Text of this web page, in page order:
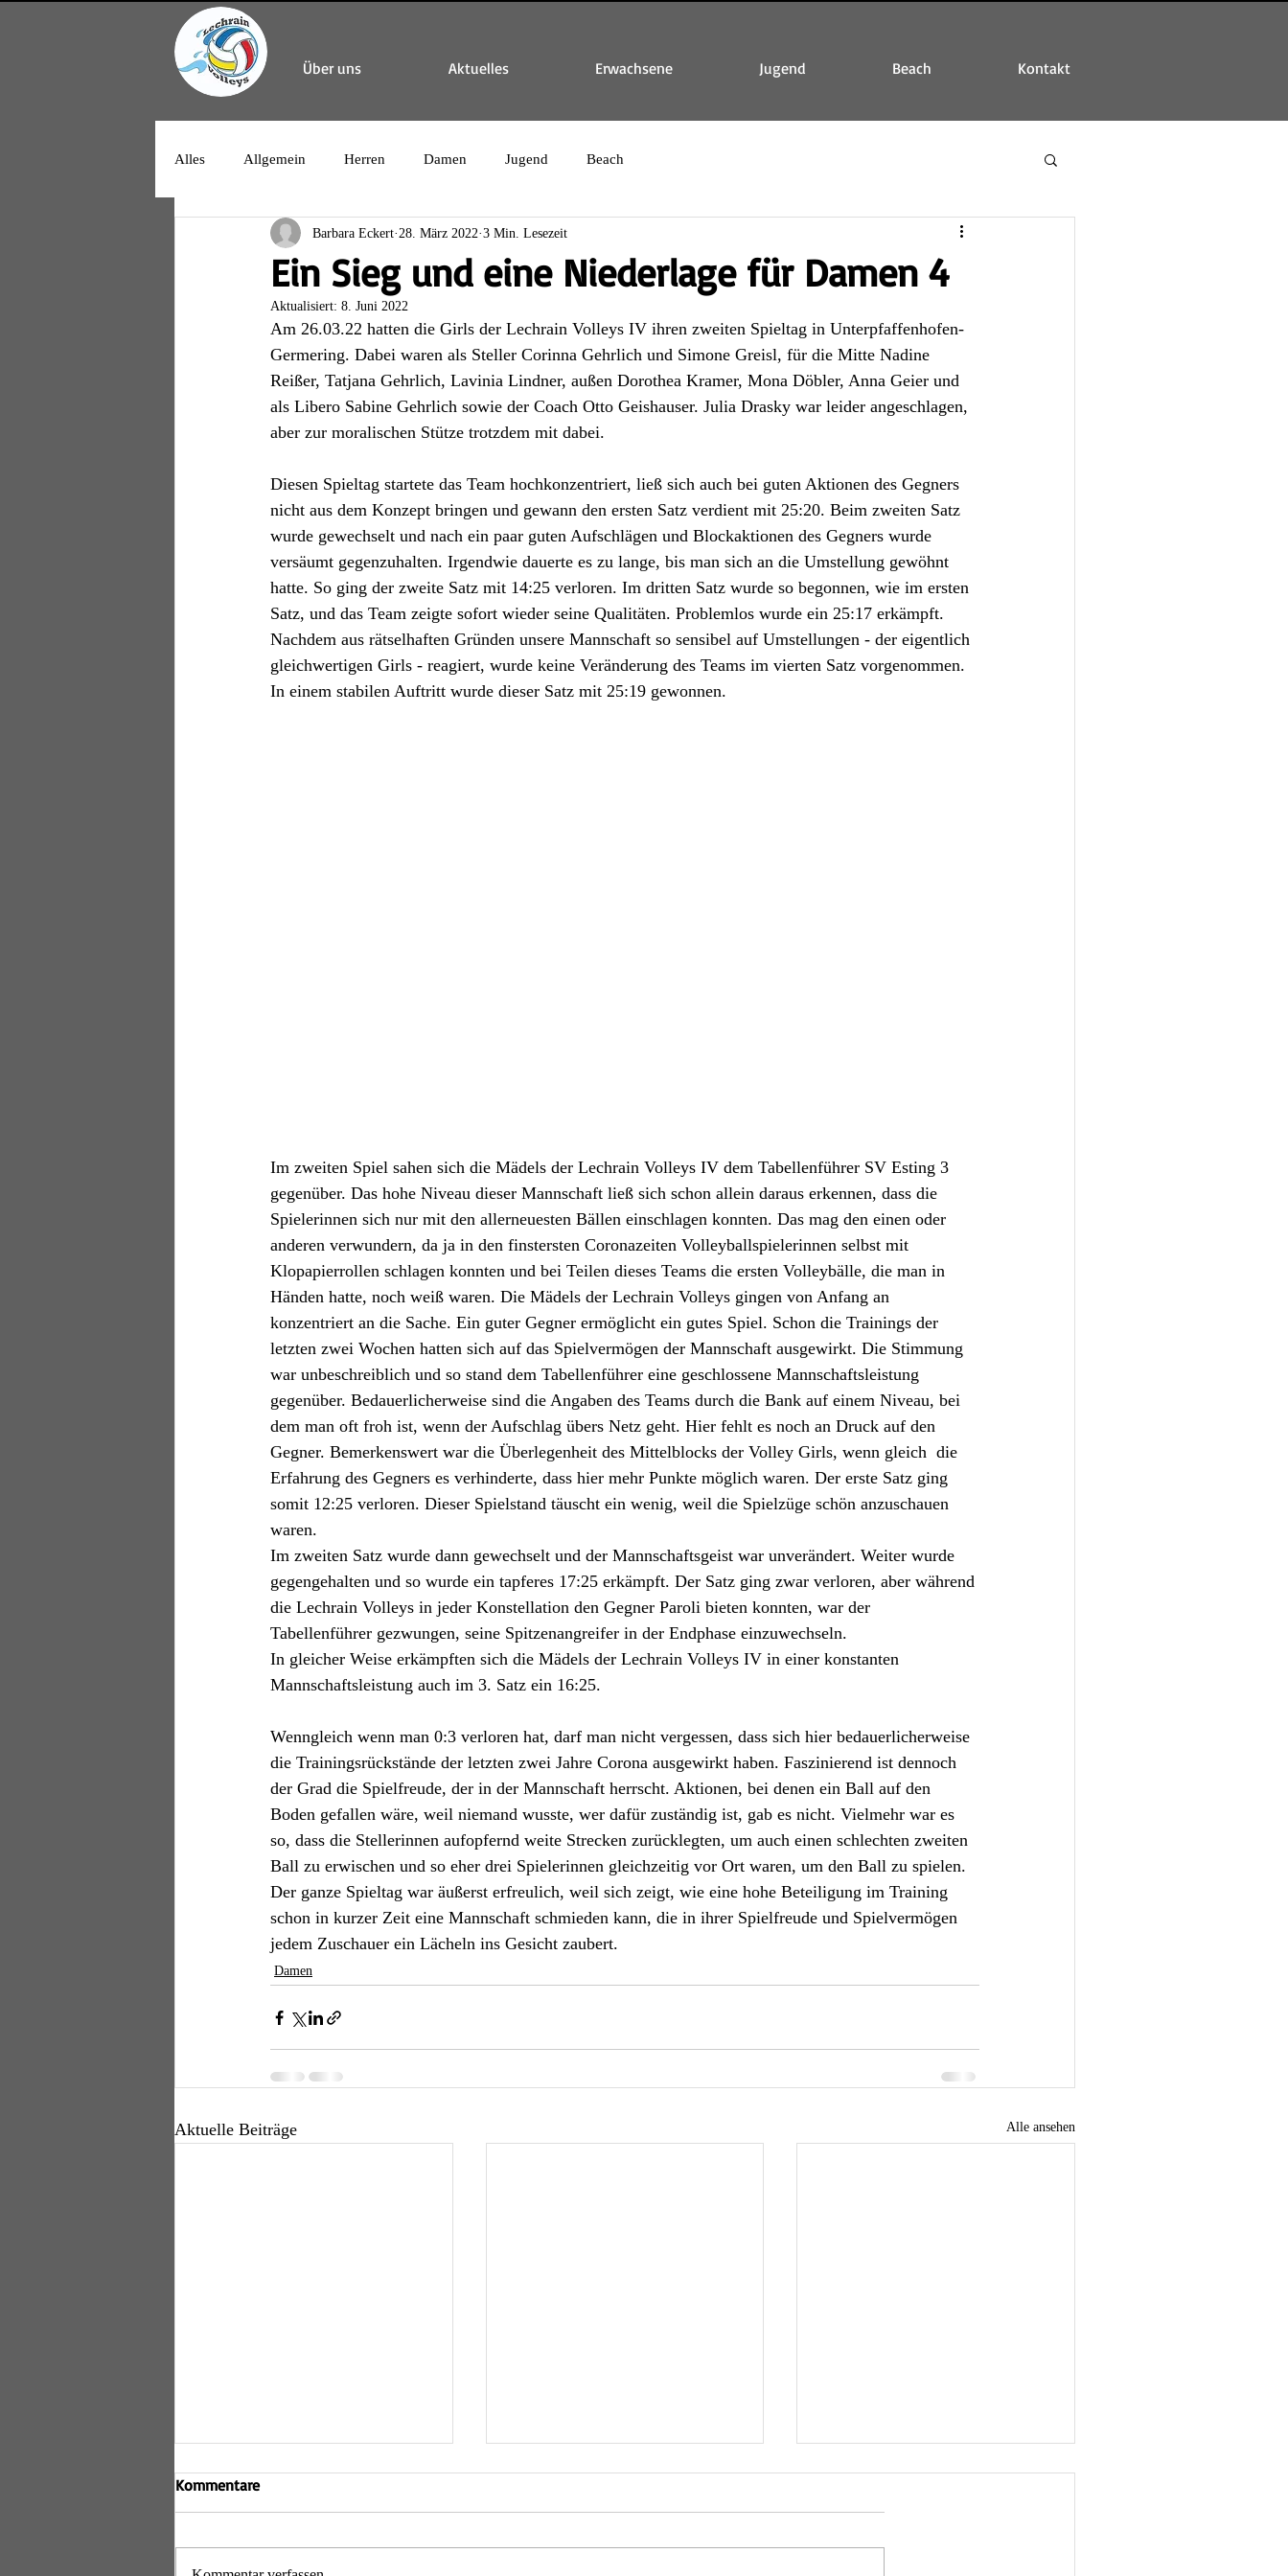
Über uns Aktuelles Erwachsene Jugend Beach Kontakt
Alles Allgemein Herren Damen Jugend Beach
Ein Sieg und eine Niederlage für Damen 4
Barbara Eckert 28. März 2022 3 Min. Lesezeit
Aktualisiert: 8. Juni 2022
Am 26.03.22 hatten die Girls der Lechrain Volleys IV ihren zweiten Spieltag in Unterpfaffenhofen-
Germering. Dabei waren als Steller Corinna Gehrlich und Simone Greisl, für die Mitte Nadine
Reißer, Tatjana Gehrlich, Lavinia Lindner, außen Dorothea Kramer, Mona Döbler, Anna Geier und
als Libero Sabine Gehrlich sowie der Coach Otto Geishauser. Julia Drasky war leider angeschlagen,
aber zur moralischen Stütze trotzdem mit dabei.
Diesen Spieltag startete das Team hochkonzentriert, ließ sich auch bei guten Aktionen des Gegners
nicht aus dem Konzept bringen und gewann den ersten Satz verdient mit 25:20. Beim zweiten Satz
wurde gewechselt und nach ein paar guten Aufschlägen und Blockaktionen des Gegners wurde
versäumt gegenzuhalten. Irgendwie dauerte es zu lange, bis man sich an die Umstellung gewöhnt
hatte. So ging der zweite Satz mit 14:25 verloren. Im dritten Satz wurde so begonnen, wie im ersten
Satz, und das Team zeigte sofort wieder seine Qualitäten. Problemlos wurde ein 25:17 erkämpft.
Nachdem aus rätselhaften Gründen unsere Mannschaft so sensibel auf Umstellungen - der eigentlich
gleichwertigen Girls - reagiert, wurde keine Veränderung des Teams im vierten Satz vorgenommen.
In einem stabilen Auftritt wurde dieser Satz mit 25:19 gewonnen.
Im zweiten Spiel sahen sich die Mädels der Lechrain Volleys IV dem Tabellenführer SV Esting 3
gegenüber. Das hohe Niveau dieser Mannschaft ließ sich schon allein daraus erkennen, dass die
Spielerinnen sich nur mit den allerneuesten Bällen einschlagen konnten. Das mag den einen oder
anderen verwundern, da ja in den finstersten Coronazeiten Volleyballspielerinnen selbst mit
Klopapierrollen schlagen konnten und bei Teilen dieses Teams die ersten Volleybälle, die man in
Händen hatte, noch weiß waren. Die Mädels der Lechrain Volleys gingen von Anfang an
konzentriert an die Sache. Ein guter Gegner ermöglicht ein gutes Spiel. Schon die Trainings der
letzten zwei Wochen hatten sich auf das Spielvermögen der Mannschaft ausgewirkt. Die Stimmung
war unbeschreiblich und so stand dem Tabellenführer eine geschlossene Mannschaftsleistung
gegenüber. Bedauerlicherweise sind die Angaben des Teams durch die Bank auf einem Niveau, bei
dem man oft froh ist, wenn der Aufschlag übers Netz geht. Hier fehlt es noch an Druck auf den
Gegner. Bemerkenswert war die Überlegenheit des Mittelblocks der Volley Girls, wenn gleich  die
Erfahrung des Gegners es verhinderte, dass hier mehr Punkte möglich waren. Der erste Satz ging
somit 12:25 verloren. Dieser Spielstand täuscht ein wenig, weil die Spielzüge schön anzuschauen
waren.
Im zweiten Satz wurde dann gewechselt und der Mannschaftsgeist war unverändert. Weiter wurde
gegengehalten und so wurde ein tapferes 17:25 erkämpft. Der Satz ging zwar verloren, aber während
die Lechrain Volleys in jeder Konstellation den Gegner Paroli bieten konnten, war der
Tabellenführer gezwungen, seine Spitzenangreifer in der Endphase einzuwechseln.
In gleicher Weise erkämpften sich die Mädels der Lechrain Volleys IV in einer konstanten
Mannschaftsleistung auch im 3. Satz ein 16:25.
Wenngleich wenn man 0:3 verloren hat, darf man nicht vergessen, dass sich hier bedauerlicherweise
die Trainingsrückstände der letzten zwei Jahre Corona ausgewirkt haben. Faszinierend ist dennoch
der Grad die Spielfreude, der in der Mannschaft herrscht. Aktionen, bei denen ein Ball auf den
Boden gefallen wäre, weil niemand wusste, wer dafür zuständig ist, gab es nicht. Vielmehr war es
so, dass die Stellerinnen aufopfernd weite Strecken zurücklegten, um auch einen schlechten zweiten
Ball zu erwischen und so eher drei Spielerinnen gleichzeitig vor Ort waren, um den Ball zu spielen.
Der ganze Spieltag war äußerst erfreulich, weil sich zeigt, wie eine hohe Beteiligung im Training
schon in kurzer Zeit eine Mannschaft schmieden kann, die in ihrer Spielfreude und Spielvermögen
jedem Zuschauer ein Lächeln ins Gesicht zaubert.
Damen
Aktuelle Beiträge Alle ansehen
Relegation der D2 ohne Erfolg
Am Samstag, den 18. April 2026, trat
Kommentare